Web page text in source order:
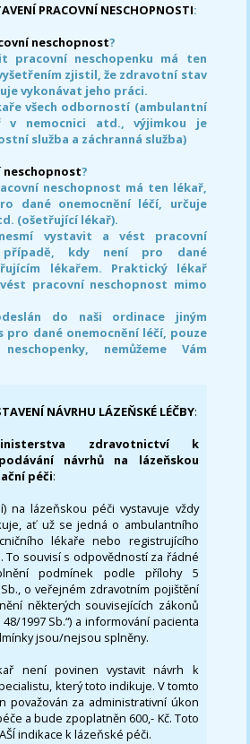
PRACOVNÍ NESCHOPNOSTI:
neschopnost?
pracovní neschopenku má ten
zjistil, že zdravotní stav
vykonávat jeho práci.
všech odborností (ambulantní
v nemocnici atd., výjimkou je
služba a záchranná služba)
neschopnost?
neschopnost má ten lékař,
dané onemocnění léčí, určuje
(ošetřující lékař).
vystavit a vést pracovní
případě, kdy není pro dané
lékařem. Praktický lékař
pracovní neschopnost mimo
do naši ordinace jiným
pro dané onemocnění léčí, pouze
nemůžeme Vám
NÁVRHU LÁZEŇSKÉ LÉČBY:
zdravotnictví k
návrhů na lázeňskou
péči:
na lázeňskou péči vystavuje vždy
ať už se jedná o ambulantního
lékaře nebo registrujícího
To souvisí s odpovědností za řádné
podmínek podle přílohy 5
o veřejném zdravotním pojištění
některých souvisejících zákonů
1997 Sb.“) a informování pacienta
jsou/nejsou splněny.
není povinen vystavit návrh k
který toto indikuje. V tomto
považován za administrativní úkon
a bude zpoplatněn 600,- Kč. Toto
indikace k lázeňské péči.